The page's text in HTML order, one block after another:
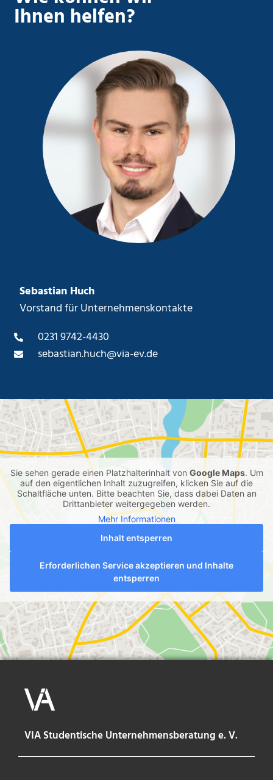
Ihnen helfen?
Sebastian Huch
Vorstand für Unternehmenskontakte
0231 9742-4430
sebastian.huch@via-ev.de
Sie sehen gerade einen Platzhalterinhalt von Google Maps. Um
auf den eigentlichen Inhalt zuzugreifen, klicken Sie auf die
Schaltfläche unten. Bitte beachten Sie, dass dabei Daten an
Drittanbieter weitergegeben werden.
Mehr Informationen
Inhalt entsperren
Erforderlichen Service akzeptieren und Inhalte
entsperren
VIA Studentische Unternehmensberatung e. V.